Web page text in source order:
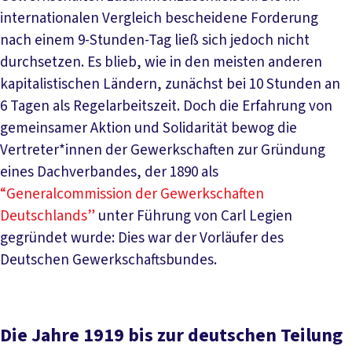
internationalen Vergleich bescheidene Forderung
nach einem 9-Stunden-Tag ließ sich jedoch nicht
durchsetzen. Es blieb, wie in den meisten anderen
kapitalistischen Ländern, zunächst bei 10 Stunden an
6 Tagen als Regelarbeitszeit. Doch die Erfahrung von
gemeinsamer Aktion und Solidarität bewog die
Vertreter*innen der Gewerkschaften zur Gründung
eines Dachverbandes, der 1890 als
“Generalcommission der Gewerkschaften
Deutschlands”unter Führung von Carl Legien
gegründet wurde: Dies war der Vorläufer des
Deutschen Gewerkschaftsbundes.
Die Jahre 1919 bis zur deutschen Teilung